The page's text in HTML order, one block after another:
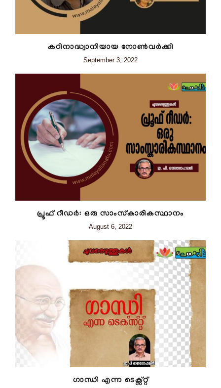
കഠിനാദ്ധ്വാനിയായ നോൺവർക്കി
September 3, 2022
പ്രൂഫ് റീഡർ: ഒരു സാംസ്കാരികസ്ഥാനം
August 6, 2022
ഗാന്ധി എന്ന ടെക്സ്റ്റ്